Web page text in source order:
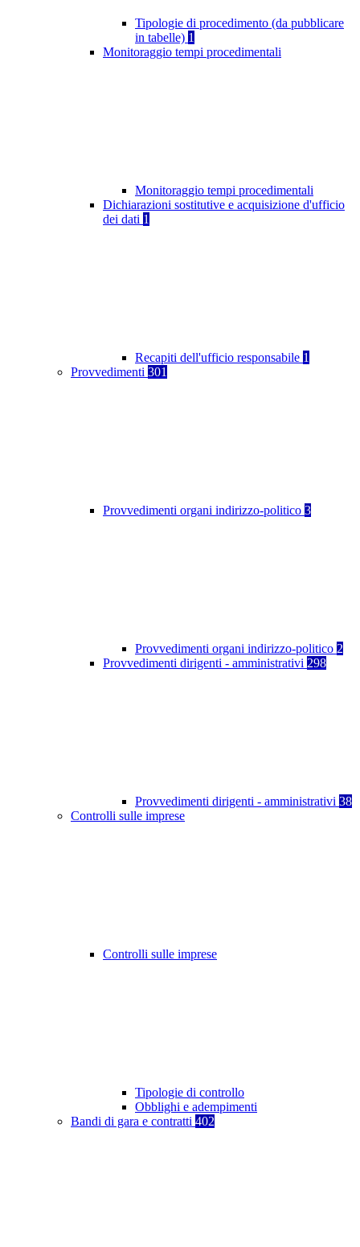
Tipologie di procedimento (da pubblicare
in tabelle) 1
Monitoraggio tempi procedimentali
Monitoraggio tempi procedimentali
Dichiarazioni sostitutive e acquisizione d'ufficio
dei dati 1
Recapiti dell'ufficio responsabile 1
Provvedimenti 301
Provvedimenti organi indirizzo-politico 3
Provvedimenti organi indirizzo-politico 2
Provvedimenti dirigenti - amministrativi 298
Provvedimenti dirigenti - amministrativi 38
Controlli sulle imprese
Controlli sulle imprese
Tipologie di controllo
Obblighi e adempimenti
Bandi di gara e contratti 402